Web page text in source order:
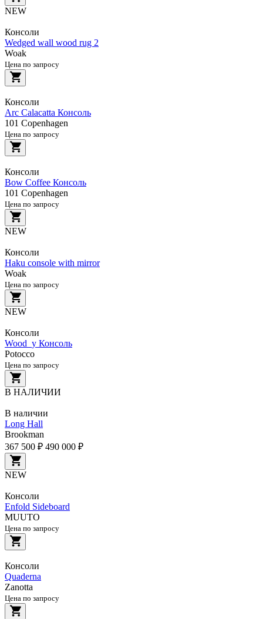
NEW
Консоли
Wedged wall wood rug 2
Woak
Цена по запросу
Консоли
Arc Calacatta Консоль
101 Copenhagen
Цена по запросу
Консоли
Bow Coffee Консоль
101 Copenhagen
Цена по запросу
NEW
Консоли
Haku console with mirror
Woak
Цена по запросу
NEW
Консоли
Wood_y Консоль
Potocco
Цена по запросу
В НАЛИЧИИ
В наличии
Long Hall
Brookman
367 500 ₽ 490 000 ₽
NEW
Консоли
Enfold Sideboard
MUUTO
Цена по запросу
Консоли
Quaderna
Zanotta
Цена по запросу